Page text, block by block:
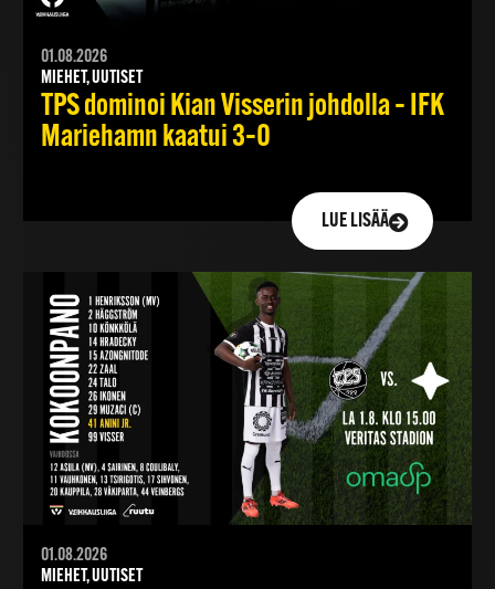
01.08.2026
MIEHET, UUTISET
TPS dominoi Kian Visserin johdolla – IFK
Mariehamn kaatui 3–0
LUE LISÄÄ
01.08.2026
MIEHET, UUTISET